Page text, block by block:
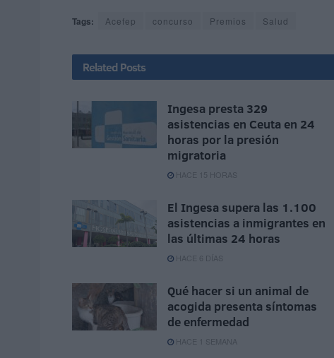
Tags: Acefep concurso Premios Salud
Related Posts
Ingesa presta 329
asistencias en Ceuta en 24
horas por la presión
migratoria
HACE 15 HORAS
El Ingesa supera las 1.100
asistencias a inmigrantes en
las últimas 24 horas
HACE 6 DÍAS
Qué hacer si un animal de
acogida presenta síntomas
de enfermedad
HACE 1 SEMANA